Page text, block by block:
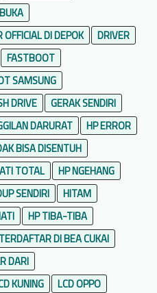
DI DEPOK
DRIVER
FASTBOOT
SAMSUNG
DRIVE
GERAK SENDIRI
DARURAT
HP ERROR
BISA DISENTUH
TOTAL
HP NGEHANG
SENDIRI
HITAM
HP TIBA-TIBA
DI BEA CUKAI
DARI
KUNING
LCD OPPO